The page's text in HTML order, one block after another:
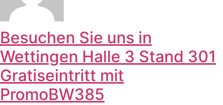
Besuchen Sie uns in
Wettingen Halle 3 Stand 301
Gratiseintritt mit
PromoBW385